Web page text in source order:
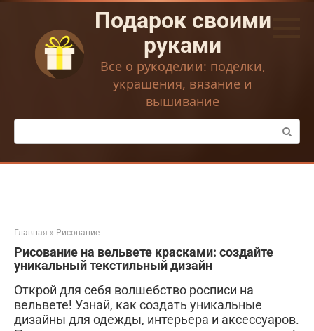
Перейти
контенту
Подарок своими
руками
Все о рукоделии: поделки,
украшения, вязание и
вышивание
Поиск:
Главная » Рисование
Рисование на вельвете красками: создайте
уникальный текстильный дизайн
Открой для себя волшебство росписи на
вельвете! Узнай, как создать уникальные
дизайны для одежды, интерьера и аксессуаров.